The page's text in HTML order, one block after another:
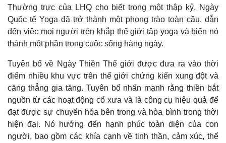
Thường trực của LHQ cho biết trong một thập kỷ, Ngày
Quốc tế Yoga đã trở thành một phong trào toàn cầu, dẫn
đến việc mọi người trên khắp thế giới tập yoga và biến nó
thành một phần trong cuộc sống hàng ngày.
Tuyên bố về Ngày Thiền Thế giới được đưa ra vào thời
điểm nhiều khu vực trên thế giới chứng kiến ​​xung đột và
căng thẳng gia tăng. Tuyên bố nhấn mạnh rằng thiền bắt
nguồn từ các hoạt động cổ xưa và là công cụ hiệu quả để
đạt được sự chuyển hóa bên trong và hòa bình trong thời
hiện đại. Nó hướng đến hạnh phúc toàn diện của con
người, bao gồm các khía cạnh về tinh thần, cảm xúc, thể